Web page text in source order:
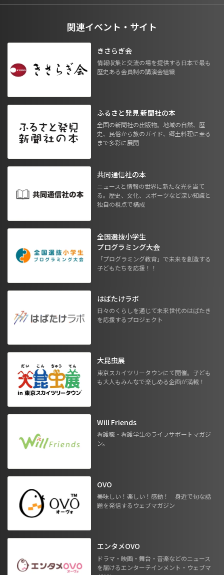
関連イベント・サイト
きさらぎ会
情報収集と交流の場を提供する日本で最も
歴史ある会員制の講演会組織
ふるさと発見 新聞社の本
全国の新聞社の出版物。地域の自然、歴
史、民俗から旅のガイド、郷土料理に至る
まで多彩に展開
共同通信社の本
ニュースと情報の世界に新たな光を当て
る。歴史、文化、スポーツなど深い知識と
独自の視点で構成
全国選抜小学生
プログラミング大会
「プログラミング教育」で未来を創造する
子どもたちを応援！！
はばたけラボ
日々のくらしを通じて未来世代のはばたき
を応援するプロジェクト
大昆虫展
東京スカイツリータウンにて開催。子ども
も大人もみんなで楽しめる企画が満載！
Will Friends
看護職・看護学生のライフサポートマガジ
ン。
OVO
美味しい！楽しい！感動！ 身近で旬な話
題を発信するウェブマガジン
エンタメOVO
ドラマ・映画・舞台・音楽などのニュース
を届けるエンターテインメント・ウェブマ